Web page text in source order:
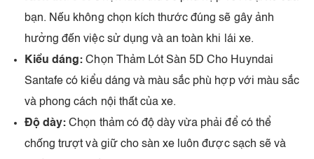
bạn. Nếu không chọn kích thước đúng sẽ gây ảnh
hưởng đến việc sử dụng và an toàn khi lái xe.
Kiểu dáng: Chọn Thảm Lót Sàn 5D Cho Huyndai
Santafe có kiểu dáng và màu sắc phù hợp với màu sắc
và phong cách nội thất của xe.
Độ dày: Chọn thảm có độ dày vừa phải để có thể
chống trượt và giữ cho sàn xe luôn được sạch sẽ và